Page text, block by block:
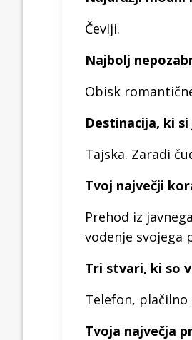
Čevlji.
Najbolj
Obisk
Destinacija, ki
Tajska. Zaradi
Tvoj največji
Prehod iz
vodenje svojega
Tri stvari, ki so
Telefon,
Tvoja največja